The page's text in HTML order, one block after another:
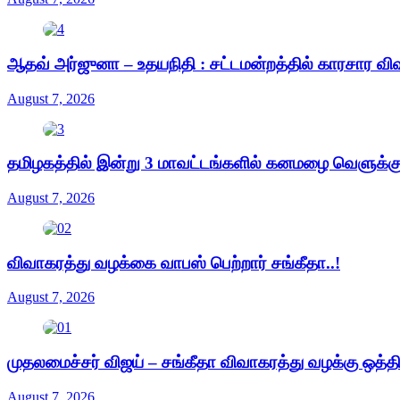
ஆதவ் அர்ஜுனா – உதயநிதி : சட்டமன்றத்தில் காரசார
August 7, 2026
தமிழகத்தில் இன்று 3 மாவட்டங்களில் கனமழை
August 7, 2026
விவாகரத்து வழக்கை வாபஸ் பெற்றார் சங்கீதா..!
August 7, 2026
முதலமைச்சர் விஜய் – சங்கீதா விவாகரத்து வழக்கு
August 7, 2026